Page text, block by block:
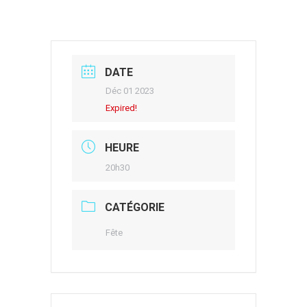
DATE
Déc 01 2023
Expired!
HEURE
20h30
CATÉGORIE
Fête